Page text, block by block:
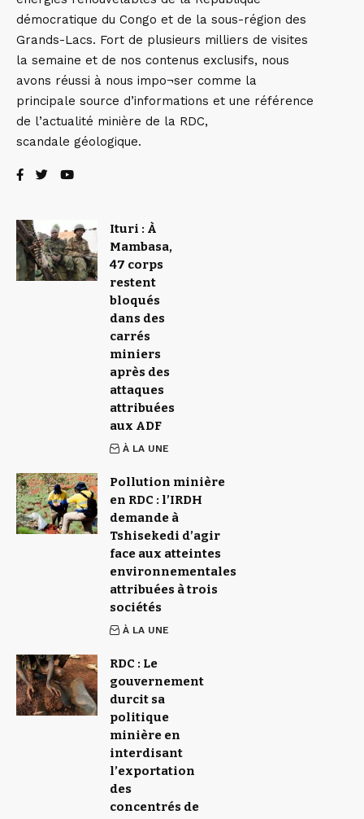
démocratique du Congo et de la sous-région des
Grands-Lacs. Fort de plusieurs milliers de visites
la semaine et de nos contenus exclusifs, nous
avons réussi à nous impo¬ser comme la
principale source d’informations et une référence
de l’actualité minière de la RDC,
scandale géologique.
Ituri : À
Mambasa,
47 corps
restent
bloqués
dans des
carrés
miniers
après des
attaques
attribuées
aux ADF
À LA UNE
Pollution minière
en RDC : l’IRDH
demande à
Tshisekedi d’agir
face aux atteintes
environnementales
attribuées à trois
sociétés
À LA UNE
RDC : Le
gouvernement
durcit sa
politique
minière en
interdisant
l’exportation
des
concentrés de